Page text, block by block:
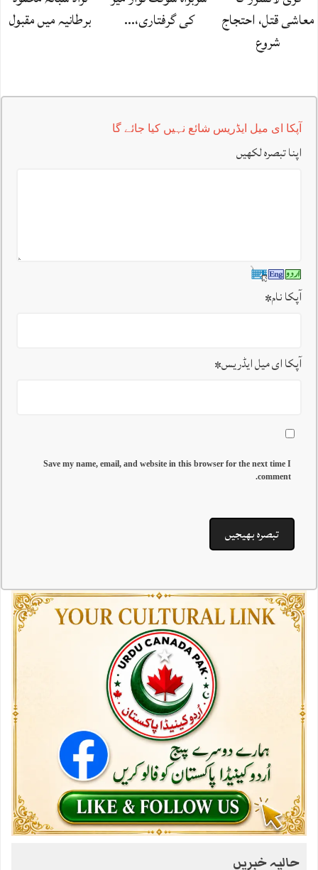
معاشی قتل، احتجاج
شروع
کی گرفتاری،…
برطانیہ میں مقبول
آپکا ای میل ایڈریس شائع نہیں کیا جائے گا
اپنا تبصرہ لکھیں
آپکا نام*
آپکا ای میل ایڈریس*
Save my name, email, and website in this browser for the next time I
comment.
حالیہ خبریں